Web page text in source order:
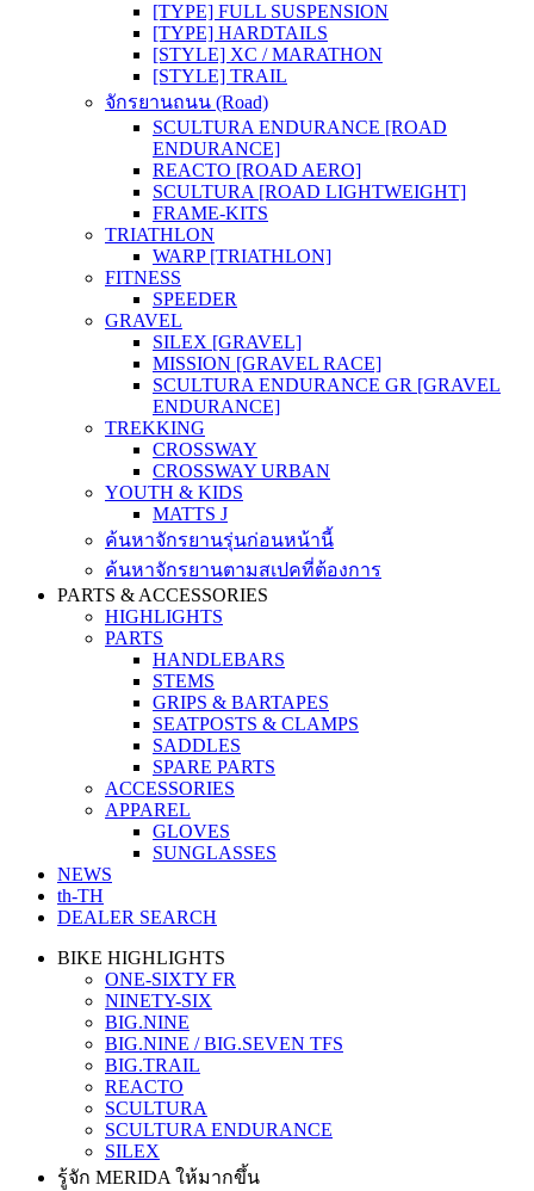
[TYPE] FULL SUSPENSION
[TYPE] HARDTAILS
[STYLE] XC / MARATHON
[STYLE] TRAIL
จักรยานถนน (Road)
SCULTURA ENDURANCE [ROAD
ENDURANCE]
REACTO [ROAD AERO]
SCULTURA [ROAD LIGHTWEIGHT]
FRAME-KITS
TRIATHLON
WARP [TRIATHLON]
FITNESS
SPEEDER
GRAVEL
SILEX [GRAVEL]
MISSION [GRAVEL RACE]
SCULTURA ENDURANCE GR [GRAVEL
ENDURANCE]
TREKKING
CROSSWAY
CROSSWAY URBAN
YOUTH & KIDS
MATTS J
ค้นหาจักรยานรุ่นก่อนหน้านี้
ค้นหาจักรยานตามสเปคที่ต้องการ
PARTS & ACCESSORIES
HIGHLIGHTS
PARTS
HANDLEBARS
STEMS
GRIPS & BARTAPES
SEATPOSTS & CLAMPS
SADDLES
SPARE PARTS
ACCESSORIES
APPAREL
GLOVES
SUNGLASSES
NEWS
th-TH
DEALER SEARCH
BIKE HIGHLIGHTS
ONE-SIXTY FR
NINETY-SIX
BIG.NINE
BIG.NINE / BIG.SEVEN TFS
BIG.TRAIL
REACTO
SCULTURA
SCULTURA ENDURANCE
SILEX
รู้จัก MERIDA ให้มากขึ้น